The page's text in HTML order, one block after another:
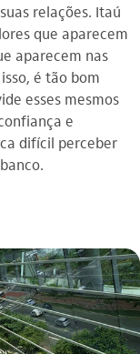
relações. Itaú
que aparecem
aparecem nas
é tão bom
esses mesmos
e
difícil perceber